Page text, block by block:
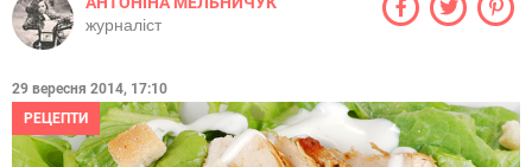
журналіст
29 вересня 2014, 17:10
РЕЦЕПТИ